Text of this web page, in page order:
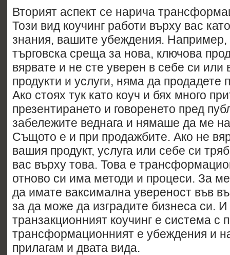
Вторият аспект се нарича
Този вид коучинг работи върху вас
знания, вашите убеждения. Например,
търговска среща за нова, ключова
вярвате и не сте уверен в себе си или
продукти и услуги, няма да продадете
Ако стоях тук като коуч и бях много
презентирането и говоренето пред
забележите веднага и нямаше да ме
Същото е и при продажбите. Ако не
вашия продукт, услуга или себе си
вас върху това. Това е
отново си има методи и процеси. За
да имате ваксимална увереност във
за да може да изградите бизнеса си. И
транзакционният коучинг е система с
трансформационният е убеждения и
прилагам и двата вида.